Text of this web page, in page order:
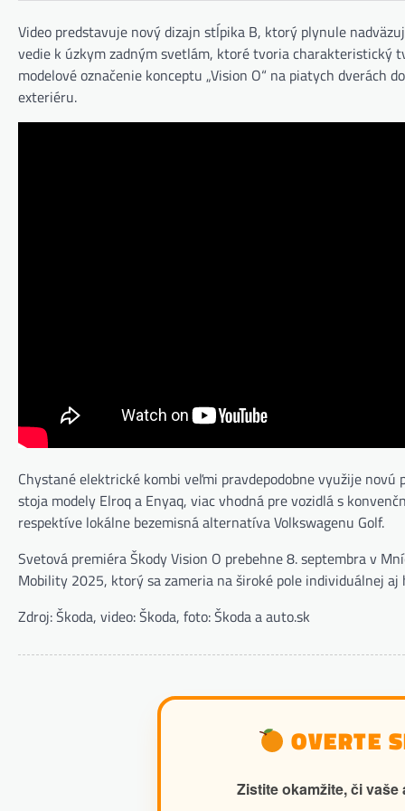
Video predstavuje nový dizajn stĺpika B, ktorý plynule
vedie k úzkym zadným svetlám, ktoré tvoria charakteristický
modelové označenie konceptu „Vision O“ na piatych dverách
exteriéru.
Chystané elektrické kombi veľmi pravdepodobne využije
stoja modely Elroq a Enyaq, viac vhodná pre vozidlá s
respektíve lokálne bezemisná alternatíva Volkswagenu Golf.
Svetová premiéra Škody Vision O prebehne 8. septembra v
Mobility 2025, ktorý sa zameria na široké pole individuálnej aj
Zdroj: Škoda, video: Škoda, foto: Škoda a auto.sk
OVERTE
Zistite okamžite, či